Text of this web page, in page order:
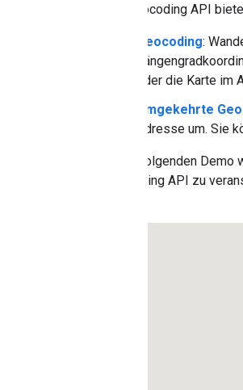
Die Geocoding API
Geocoding:
oder die Karte
Umgekehrte
Adresse um. Sie
In der folgenden
Geocoding API zu